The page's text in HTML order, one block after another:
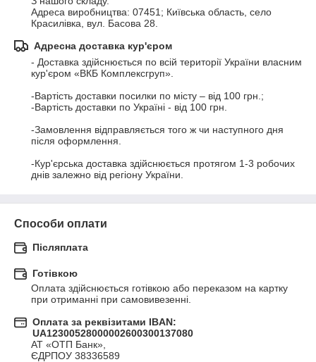
Адреса виробництва: 07451; Київська область, село
Красилівка, вул. Басова 28.
Адресна доставка кур'єром
- Доставка здійснюється по всій території України власним
кур'єром «ВКБ Комплексгруп».
-Вартість доставки посилки по місту – від 100 грн.;
-Вартість доставки по Україні - від 100 грн.
-Замовлення відправляється того ж чи наступного дня
після оформлення.
-Кур'єрська доставка здійснюється протягом 1-3 робочих
днів залежно від регіону України.
Способи оплати
Післяплата
Готівкою
Оплата здійснюється готівкою або переказом на картку
при отриманні при самовивезенні.
Оплата за реквізитами IBAN:
UA12300528000002600300137080
АТ «ОТП Банк»,
ЄДРПОУ 38336589